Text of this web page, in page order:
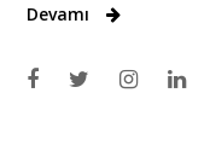
Devamı